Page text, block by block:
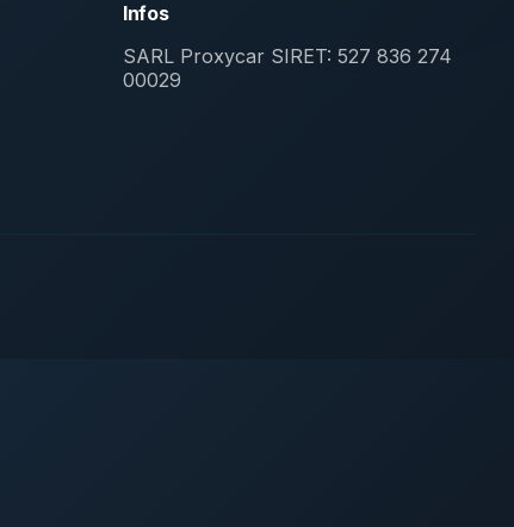
Infos
SARL Proxycar SIRET: 527 836 274
00029